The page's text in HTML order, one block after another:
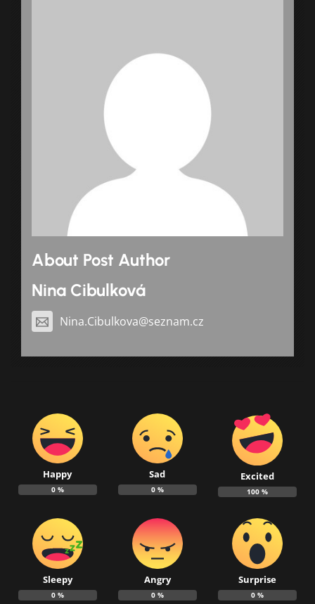
About Post Author
Nina Cibulková
Nina.Cibulkova@seznam.cz
Happy
0%
Sad
0%
Excited
100%
Sleepy
0%
Angry
0%
Surprise
0%